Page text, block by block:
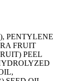
PENTYLENE
FRUIT
PEEL